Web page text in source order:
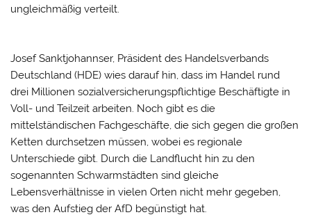
ungleichmäßig verteilt.
Josef Sanktjohannser, Präsident des Handelsverbands
Deutschland (HDE) wies darauf hin, dass im Handel rund
drei Millionen sozialversicherungspflichtige Beschäftigte in
Voll- und Teilzeit arbeiten. Noch gibt es die
mittelständischen Fachgeschäfte, die sich gegen die großen
Ketten durchsetzen müssen, wobei es regionale
Unterschiede gibt. Durch die Landflucht hin zu den
sogenannten Schwarmstädten sind gleiche
Lebensverhältnisse in vielen Orten nicht mehr gegeben,
was den Aufstieg der AfD begünstigt hat.